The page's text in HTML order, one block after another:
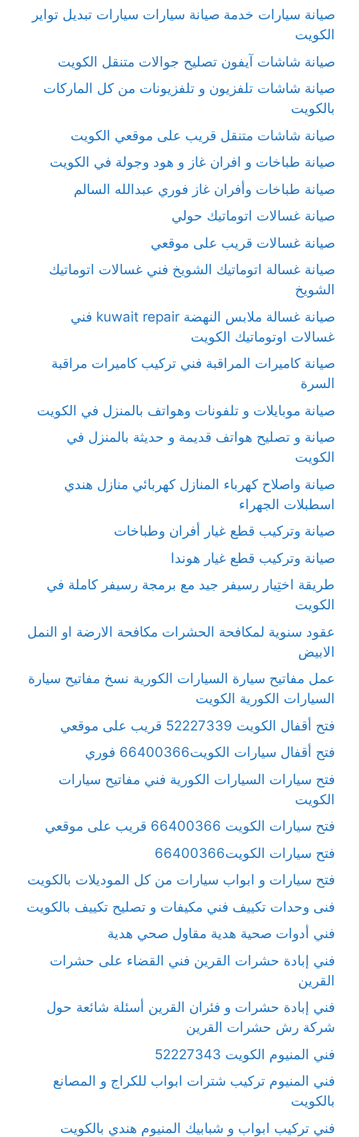
صيانة سيارات خدمة صيانة سيارات سيارات تبديل تواير
الكويت
صيانة شاشات آيفون تصليح جوالات متنقل الكويت
صيانة شاشات تلفزيون و تلفزيونات من كل الماركات
بالكويت
صيانة شاشات متنقل قريب على موقعي الكويت
صيانة طباخات و افران غاز و هود وجولة في الكويت
صيانة طباخات وأفران غاز فوري عبدالله السالم
صيانة غسالات اتوماتيك حولي
صيانة غسالات قريب على موقعي
صيانة غسالة اتوماتيك الشويخ فني غسالات اتوماتيك
الشويخ
صيانة غسالة ملابس النهضة kuwait repair فني
غسالات اوتوماتيك الكويت
صيانة كاميرات المراقبة فني تركيب كاميرات مراقبة
السرة
صيانة موبايلات و تلفونات وهواتف بالمنزل في الكويت
صيانة و تصليح هواتف قديمة و حديثة بالمنزل في
الكويت
صيانة واصلاح كهرباء المنازل كهربائي منازل هندي
اسطبلات الجهراء
صيانة وتركيب قطع غيار أفران وطباخات
صيانة وتركيب قطع غيار هوندا
طريقة اختِيار رسيفر جيد مع برمجة رسيفر كاملة في
الكويت
عقود سنوية لمكافحة الحشرات مكافحة الارضة او النمل
الابيض
عمل مفاتيح سيارة السيارات الكورية نسخ مفاتيح سيارة
السيارات الكورية الكويت
فتح أقفال الكويت 52227339 قريب على موقعي
فتح أقفال سيارات الكويت66400366 فوري
فتح سيارات السيارات الكورية فني مفاتيح سيارات
الكويت
فتح سيارات الكويت 66400366 قريب على موقعي
فتح سيارات الكويت66400366
فتح سيارات و ابواب سيارات من كل الموديلات بالكويت
فنى وحدات تكييف فني مكيفات و تصليح تكييف بالكويت
فني أدوات صحية هدية مقاول صحي هدية
فني إبادة حشرات القرين فني القضاء على حشرات
القرين
فني إبادة حشرات و فئران القرين أسئلة شائعة حول
شركة رش حشرات القرين
فني المنيوم الكويت 52227343
فني المنيوم تركيب شترات ابواب للكراج و المصانع
بالكويت
فني تركيب ابواب و شبابيك المنيوم هندي بالكويت